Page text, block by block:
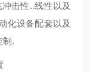
击性..线性以及
化设备配套以及
制.